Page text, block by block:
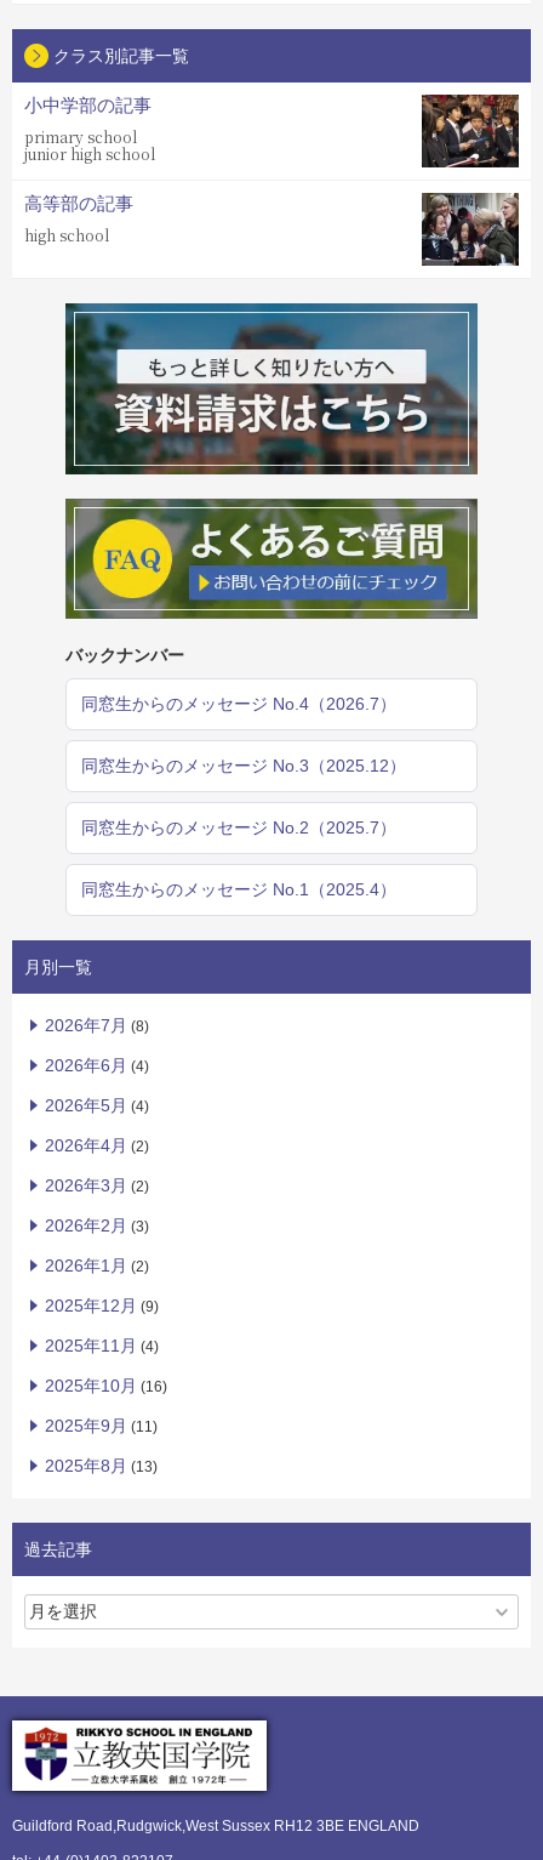
クラス別記事一覧
小中学部の記事
primary school
junior high school
高等部の記事
high school
バックナンバー
同窓生からのメッセージ No.4（2026.7）
同窓生からのメッセージ No.3（2025.12）
同窓生からのメッセージ No.2（2025.7）
同窓生からのメッセージ No.1（2025.4）
月別一覧
2026年7月 (8)
2026年6月 (4)
2026年5月 (4)
2026年4月 (2)
2026年3月 (2)
2026年2月 (3)
2026年1月 (2)
2025年12月 (9)
2025年11月 (4)
2025年10月 (16)
2025年9月 (11)
2025年8月 (13)
過去記事
Guildford Road,Rudgwick,West Sussex RH12 3BE ENGLAND